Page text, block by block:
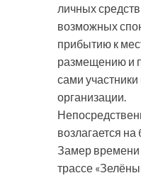
личных
возможных
прибытию к
размещению и
сами
организации.
возлагается на
Замер времени
трассе